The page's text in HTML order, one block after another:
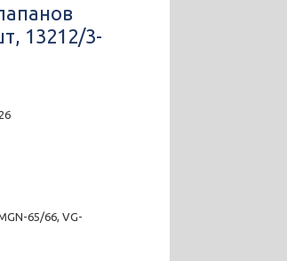
13212/3-
65/66, VG-